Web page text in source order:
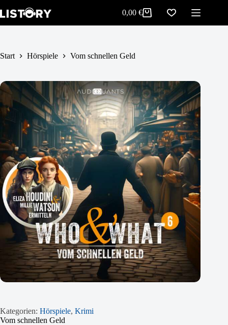
Inhalt 4,99 € In den Warenkorb
Warenkorb
0,00€
Start Hörspiele Vom schnellen Geld
Kategorien: Hörspiele, Krimi
Vom schnellen Geld